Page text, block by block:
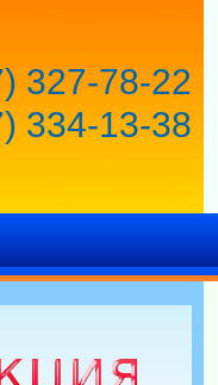
327-78-22
334-13-38